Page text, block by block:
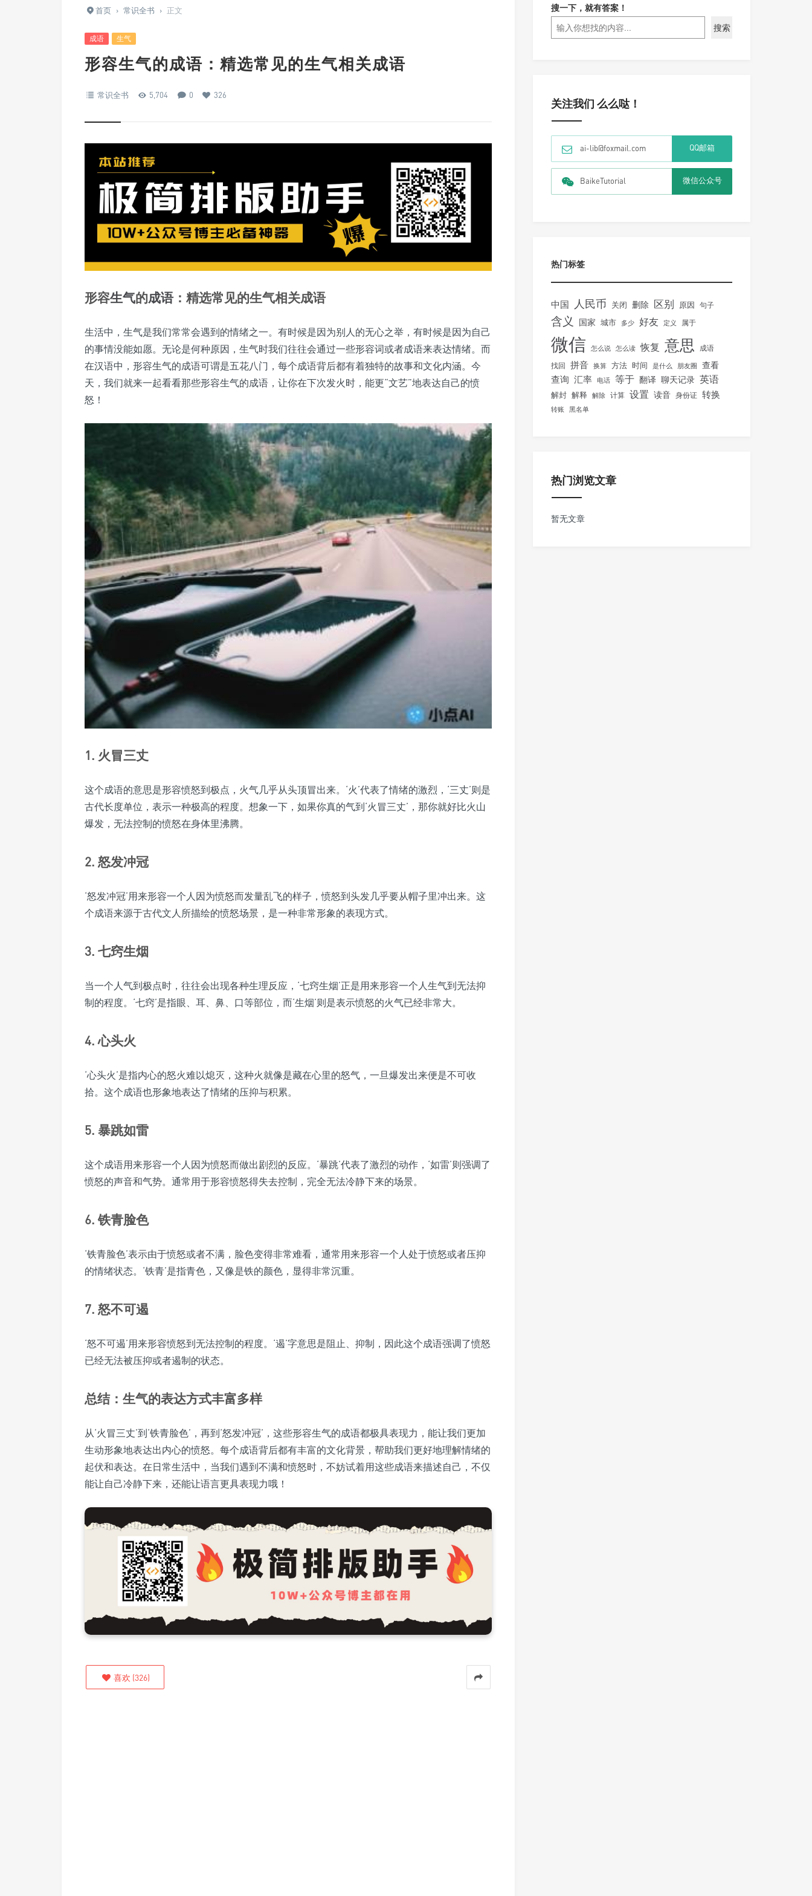
首页 › 常识全书 › 正文
成语 生气
形容生气的成语：精选常见的生气相关成语
常识全书 5,704 0 326
形容生气的成语：精选常见的生气相关成语
生活中，生气是我们常常会遇到的情绪之一。有时候是因为别人的无心之举，有时候是因为自己
的事情没能如愿。无论是何种原因，生气时我们往往会通过一些形容词或者成语来表达情绪。而
在汉语中，形容生气的成语可谓是五花八门，每个成语背后都有着独特的故事和文化内涵。今
天，我们就来一起看看那些形容生气的成语，让你在下次发火时，能更“文艺”地表达自己的愤
怒！
1. 火冒三丈
这个成语的意思是形容愤怒到极点，火气几乎从头顶冒出来。‘火’代表了情绪的激烈，‘三丈’则是
古代长度单位，表示一种极高的程度。想象一下，如果你真的气到‘火冒三丈’，那你就好比火山
爆发，无法控制的愤怒在身体里沸腾。
2. 怒发冲冠
‘怒发冲冠’用来形容一个人因为愤怒而发量乱飞的样子，愤怒到头发几乎要从帽子里冲出来。这
个成语来源于古代文人所描绘的愤怒场景，是一种非常形象的表现方式。
3. 七窍生烟
当一个人气到极点时，往往会出现各种生理反应，‘七窍生烟’正是用来形容一个人生气到无法抑
制的程度。‘七窍’是指眼、耳、鼻、口等部位，而‘生烟’则是表示愤怒的火气已经非常大。
4. 心头火
‘心头火’是指内心的怒火难以熄灭，这种火就像是藏在心里的怒气，一旦爆发出来便是不可收
拾。这个成语也形象地表达了情绪的压抑与积累。
5. 暴跳如雷
这个成语用来形容一个人因为愤怒而做出剧烈的反应。‘暴跳’代表了激烈的动作，‘如雷’则强调了
愤怒的声音和气势。通常用于形容愤怒得失去控制，完全无法冷静下来的场景。
6. 铁青脸色
‘铁青脸色’表示由于愤怒或者不满，脸色变得非常难看，通常用来形容一个人处于愤怒或者压抑
的情绪状态。‘铁青’是指青色，又像是铁的颜色，显得非常沉重。
7. 怒不可遏
‘怒不可遏’用来形容愤怒到无法控制的程度。‘遏’字意思是阻止、抑制，因此这个成语强调了愤怒
已经无法被压抑或者遏制的状态。
总结：生气的表达方式丰富多样
从‘火冒三丈’到‘铁青脸色’，再到‘怒发冲冠’，这些形容生气的成语都极具表现力，能让我们更加
生动形象地表达出内心的愤怒。每个成语背后都有丰富的文化背景，帮助我们更好地理解情绪的
起伏和表达。在日常生活中，当我们遇到不满和愤怒时，不妨试着用这些成语来描述自己，不仅
能让自己冷静下来，还能让语言更具表现力哦！
喜欢 (326)
搜一下，就有答案！
搜索
关注我们 么么哒！
ai-lib@foxmail.com QQ邮箱
BaikeTutorial 微信公众号
热门标签
中国 人民币 关闭 删除 区别 原因 句子
含义 国家 城市 多少 好友 定义 属于
微信 怎么说 怎么读 恢复 意思 成语
找回 拼音 换算 方法 时间 是什么 朋友圈 查看
查询 汇率 电话 等于 翻译 聊天记录 英语
解封 解释 解除 计算 设置 读音 身份证 转换
转账 黑名单
热门浏览文章
暂无文章